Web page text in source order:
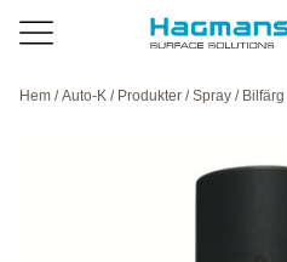
Hem /Auto-K / Produkter /Spray / Bilfärg